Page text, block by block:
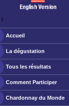
ￂﾠ
Accueil
La dégustation
Tous les résultats
Comment Participer
Chardonnay du Monde